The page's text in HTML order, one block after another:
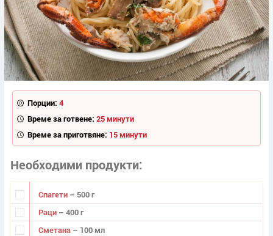
Порции: 4
Време за готвене: 25 минути
Време за приготвяне: 15 минути
Необходими продукти
Спагети – 500 г
Раци – 400 г
Сметана – 100 мл